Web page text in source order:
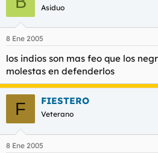
Asiduo
8 Ene 2005
los indios son mas feo que los
molestas en defenderlos
F FIESTERO
Veterano
8 Ene 2005